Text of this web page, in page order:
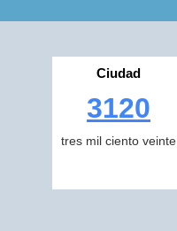
Ciudad
3120
tres mil ciento veinte